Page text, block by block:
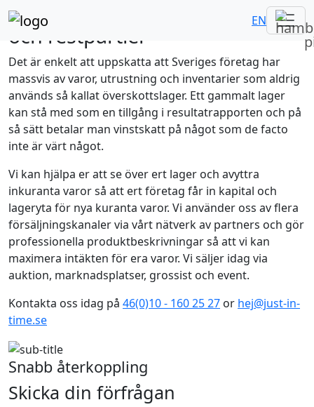
EN
Säljöverskottslager, varulager
och restpartier
Det är enkelt att uppskatta att Sveriges företag har
massvis av varor, utrustning och inventarier som aldrig
används så kallat överskottslager. Ett gammalt lager
kan stå med som en tillgång i resultatrapporten och på
så sätt betalar man vinstskatt på något som de facto
inte är värt något.
Vi kan hjälpa er att se över ert lager och avyttra
inkuranta varor så att ert företag får in kapital och
lageryta för nya kuranta varor. Vi använder oss av flera
försäljningskanaler via vårt nätverk av partners och gör
professionella produktbeskrivningar så att vi kan
maximera intäkten för era varor. Vi säljer idag via
auktion, marknadsplatser, grossist och event.
Kontakta oss idag på 46(0)10 - 160 25 27 or hej@just-in-
time.se
Snabb återkoppling
Skicka din förfrågan